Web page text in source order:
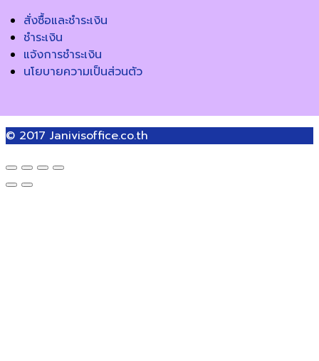
สั่งซื้อและชำระเงิน
ชำระเงิน
แจ้งการชำระเงิน
นโยบายความเป็นส่วนตัว
© 2017 Janivisoffice.co.th